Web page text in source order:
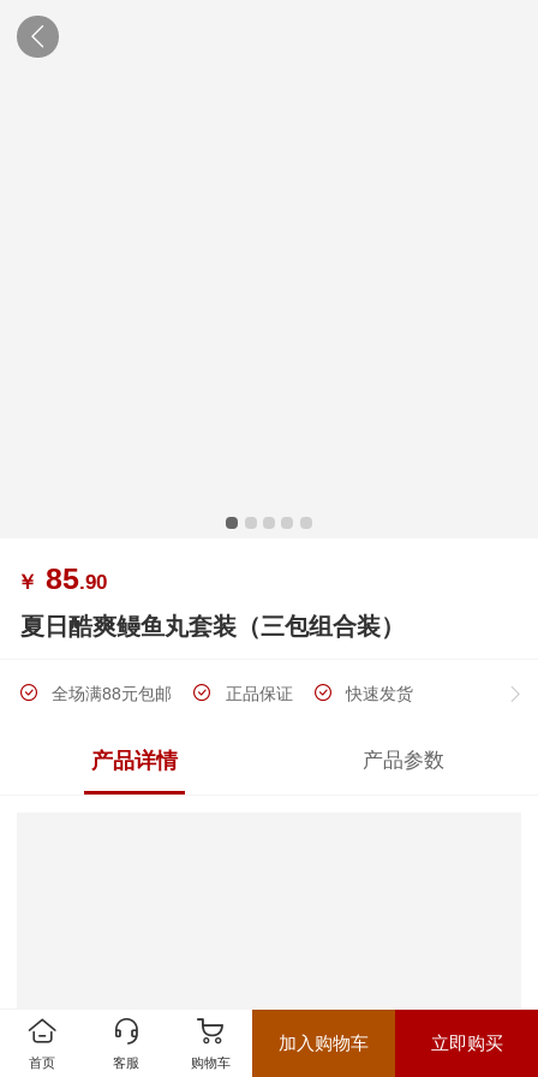
￥ 85.90
夏日酷爽鳗鱼丸套装（三包组合装）
全场满88元包邮 正品保证 快速发货
产品详情 产品参数
首页 客服 购物车
加入购物车 立即购买